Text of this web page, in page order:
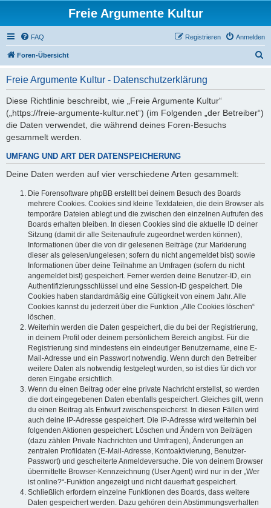
Freie Argumente Kultur
FAQ Anmelden
Registrieren
Foren-Übersicht
Freie Argumente Kultur - Datenschutzerklärung
Diese Richtlinie beschreibt, wie „Freie Argumente Kultur“
(„https://freie-argumente-kultur.net“) (im Folgenden „der Betreiber“)
die Daten verwendet, die während deines Foren-Besuchs
gesammelt werden.
UMFANG UND ART DER DATENSPEICHERUNG
Deine Daten werden auf vier verschiedene Arten gesammelt:
Die Forensoftware phpBB erstellt bei deinem Besuch des Boards
mehrere Cookies. Cookies sind kleine Textdateien, die dein Browser als
temporäre Dateien ablegt und die zwischen den einzelnen Aufrufen des
Boards erhalten bleiben. In diesen Cookies sind die aktuelle ID deiner
Sitzung (damit dir alle Seitenaufrufe zugeordnet werden können),
Informationen über die von dir gelesenen Beiträge (zur Markierung
dieser als gelesen/ungelesen; sofern du nicht angemeldet bist) sowie
Informationen über deine Teilnahme an Umfragen (sofern du nicht
angemeldet bist) gespeichert. Ferner werden deine Benutzer-ID, ein
Authentifizierungsschlüssel und eine Session-ID gespeichert. Die
Cookies haben standardmäßig eine Gültigkeit von einem Jahr. Alle
Cookies kannst du jederzeit über die Funktion „Alle Cookies löschen“
löschen.
Weiterhin werden die Daten gespeichert, die du bei der Registrierung,
in deinem Profil oder deinem persönlichem Bereich angibst. Für die
Registrierung sind mindestens ein eindeutiger Benutzername, eine E-
Mail-Adresse und ein Passwort notwendig. Wenn durch den Betreiber
weitere Daten als notwendig festgelegt wurden, so ist dies für dich vor
deren Eingabe ersichtlich.
Wenn du einen Beitrag oder eine private Nachricht erstellst, so werden
die dort eingegebenen Daten ebenfalls gespeichert. Gleiches gilt, wenn
du einen Beitrag als Entwurf zwischenspeicherst. In diesen Fällen wird
auch deine IP-Adresse gespeichert. Die IP-Adresse wird weiterhin bei
folgenden Aktionen gespeichert: Löschen und Ändern von Beiträgen
(dazu zählen Private Nachrichten und Umfragen), Änderungen an
zentralen Profildaten (E-Mail-Adresse, Kontoaktivierung, Benutzer-
Passwort) und gescheiterte Anmeldeversuche. Die von deinem Browser
übermittelte Browser-Kennzeichnung (User Agent) wird nur in der „Wer
ist online?“-Funktion angezeigt und nicht dauerhaft gespeichert.
Schließlich erfordern einzelne Funktionen des Boards, dass weitere
Daten gespeichert werden. Dazu gehören dein Abstimmungsverhalten